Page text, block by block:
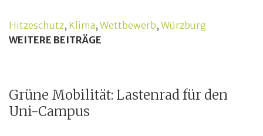
Hitzeschutz, Klima, Wettbewerb, Würzburg
WEITERE BEITRÄGE
Grüne Mobilität: Lastenrad für den
Uni-Campus